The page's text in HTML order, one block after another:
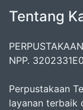
Tentang
NPP.
Perpustakaan
layanan terbaik